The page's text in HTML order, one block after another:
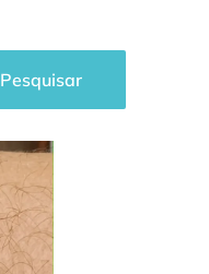
Pesquisar